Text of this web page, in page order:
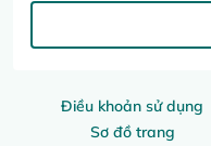
Điều khoản sử dụng
Sơ đồ trang